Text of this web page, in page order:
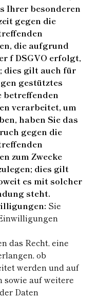
Ihrer besonderen
gegen die
die aufgrund
f DSGVO erfolgt,
dies gilt auch für
gestütztes
betreffenden
verarbeitet, um
haben Sie das
gegen die
zum Zwecke
dies gilt
es mit solcher
steht.
Sie
das Recht, eine
ob
werden und auf
sowie auf weitere
Daten